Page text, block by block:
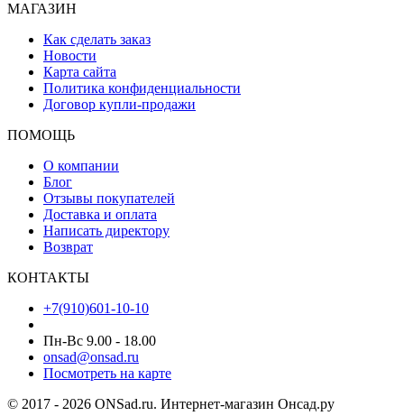
МАГАЗИН
Как сделать заказ
Новости
Карта сайта
Политика конфиденциальности
Договор купли-продажи
ПОМОЩЬ
О компании
Блог
Отзывы покупателей
Доставка и оплата
Написать директору
Возврат
КОНТАКТЫ
+7(910)601-10-10
Пн-Вс 9.00 - 18.00
onsad@onsad.ru
Посмотреть на карте
© 2017 - 2026 ONSad.ru. Интернет-магазин Онсад.ру